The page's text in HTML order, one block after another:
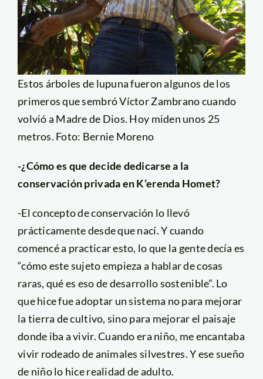
Estos árboles de lupuna fueron algunos de los
primeros que sembró Víctor Zambrano cuando
volvió a Madre de Dios. Hoy miden unos 25
metros. Foto: Bernie Moreno
-¿Cómo es que decide dedicarse a la
conservación privada en K’erenda Homet?
-El concepto de conservación lo llevó
prácticamente desde que nací. Y cuando
comencé a practicar esto, lo que la gente decía es
“cómo este sujeto empieza a hablar de cosas
raras, qué es eso de desarrollo sostenible”. Lo
que hice fue adoptar un sistema no para mejorar
la tierra de cultivo, sino para mejorar el paisaje
donde iba a vivir. Cuando era niño, me encantaba
vivir rodeado de animales silvestres. Y ese sueño
de niño lo hice realidad de adulto.